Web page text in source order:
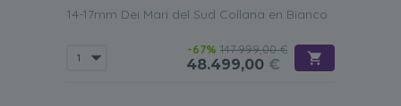
14-17mm Dei Mari del Sud Collana en Bianco
-67% 147.999,00 €
48.499,00 €